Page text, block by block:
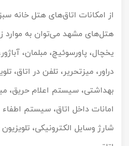
از امکانات اتاق‌های هتل خانه
هتل‌های مشهد می‌توان به موارد
یخچال، پاورسوئیچ، مبلمان،
دراور، میزتحریر، تلفن در اتاق،
بهداشتی، سیستم اعلام حریق،
امانات داخل اتاق، سیستم اطفاء
شارژ وسایل الکترونیکی، تلویزیون